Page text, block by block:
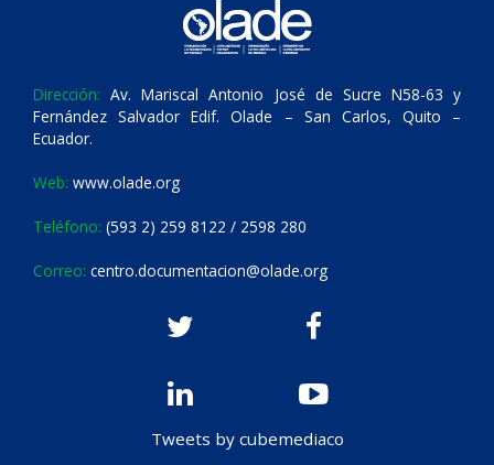
Dirección: Av. Mariscal Antonio José de Sucre N58-63 y
Fernández Salvador Edif. Olade – San Carlos, Quito –
Ecuador.
Web: www.olade.org
Teléfono: (593 2) 259 8122 / 2598 280
Correo: centro.documentacion@olade.org
Tweets by cubemediaco